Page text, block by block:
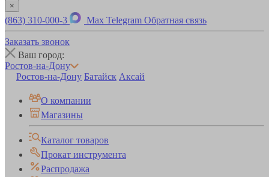
×
(863) 310-000-3 Max Telegram Обратная связь
Заказать звонок
Ваш город:
Ростов-на-Дону
Ростов-на-Дону Батайск Аксай
О компании
Магазины
Каталог товаров
Прокат инструмента
Распродажа